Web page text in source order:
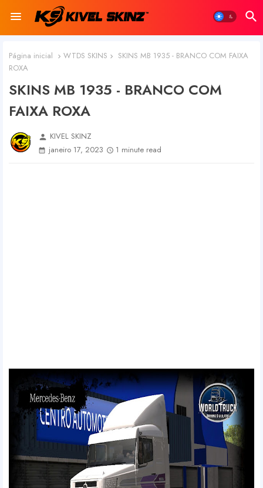
Página inicial WTDS SKINS
SKINS MB 1935 - BRANCO COM FAIXA
ROXA
SKINS MB 1935 - BRANCO COM
FAIXA ROXA
person KIVEL SKINZ
janeiro 17, 2023
1 minute read